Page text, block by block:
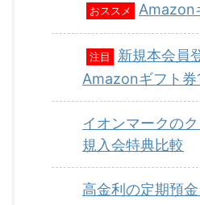
おススメ Amazon
注目
新規本会員
Amazonギフト
イオンマークの
規入会特典比較
高金利の定期預